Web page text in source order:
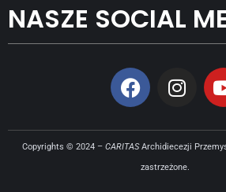
NASZE SOCIAL
Copyrights © 2024 – CARITASArchidiecezji
zastrzeżone.